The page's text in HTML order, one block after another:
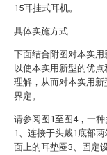
15耳挂式耳机。
具体实施方式
下面结合附图对本实用
以使本实用新型的优
理解，从而对本实用
界定。
请参阅图1至图4，一
1、连接于头戴1底部
面上的耳垫圈3、固定